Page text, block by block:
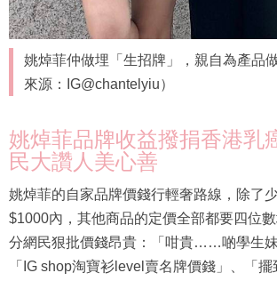
姚焯菲仲做埋「生招牌」，親自為產品
來源：IG@chantelyiu）
姚焯菲品牌收益撥捐香港乳
民大讚人美心善
姚焯菲的自家品牌價錢行輕奢路線，除了
$1000內，其他商品的定價全部都要四位
分網民狠批價錢昂貴：「咁貴……啲學生妹
「IG shop淘寶衫level賣名牌價錢」、「擺